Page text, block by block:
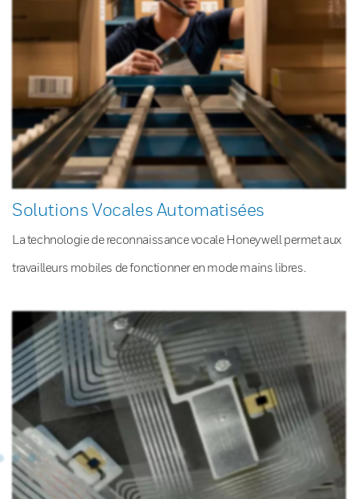
Solutions Vocales Automatisées
La technologie de reconnaissance vocale Honeywell permet aux
travailleurs mobiles de fonctionner en mode mains libres.